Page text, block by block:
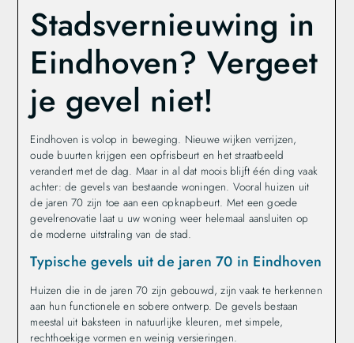
Stadsvernieuwing in
Eindhoven? Vergeet
je gevel niet!
Eindhoven is volop in beweging. Nieuwe wijken verrijzen,
oude buurten krijgen een opfrisbeurt en het straatbeeld
verandert met de dag. Maar in al dat moois blijft één ding vaak
achter: de gevels van bestaande woningen. Vooral huizen uit
de jaren 70 zijn toe aan een opknapbeurt. Met een goede
gevelrenovatie laat u uw woning weer helemaal aansluiten op
de moderne uitstraling van de stad.
Typische gevels uit de jaren 70 in Eindhoven
Huizen die in de jaren 70 zijn gebouwd, zijn vaak te herkennen
aan hun functionele en sobere ontwerp. De gevels bestaan
meestal uit baksteen in natuurlijke kleuren, met simpele,
rechthoekige vormen en weinig versieringen.